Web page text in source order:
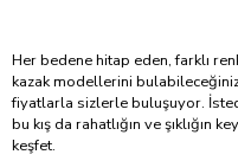
Her bedene hitap eden, farklı
kazak modellerini
fiyatlarla sizlerle buluşuyor.
bu kış da rahatlığın ve şıklığın
keşfet.